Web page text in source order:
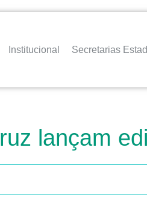
Institucional Secretarias
lançam